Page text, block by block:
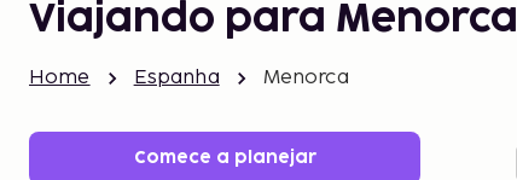
Viajando para Menorca
Home Espanha Menorca
Comece a planejar